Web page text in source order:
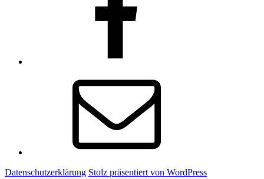
Datenschutzerklärung Stolz präsentiert von WordPress